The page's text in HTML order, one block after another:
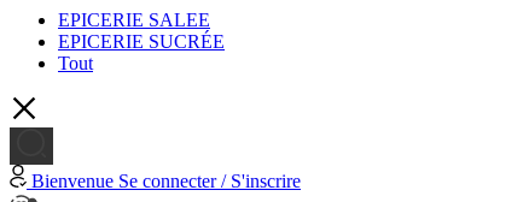
EPICERIE SALEE
EPICERIE SUCRÉE
Tout
Bienvenue Se connecter / S'inscrire